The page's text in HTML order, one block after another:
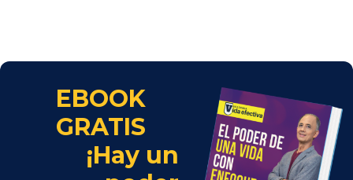
EBOOK
GRATIS
¡Hay un